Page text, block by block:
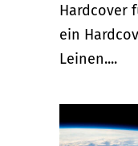
Hardcover
ein
Leinen....